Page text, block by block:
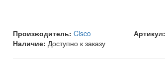
Производитель: Cisco Артикул:
Наличие: Доступно к заказу